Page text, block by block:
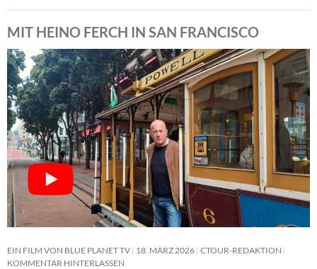
MIT HEINO FERCH IN SAN FRANCISCO
EIN FILM VON BLUE PLANET TV 18. MÄRZ 2026 CTOUR-REDAKTION
KOMMENTAR HINTERLASSEN